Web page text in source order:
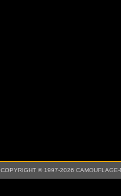
COPYRIGHT © 1997-2026 CAMOUFLAGE-